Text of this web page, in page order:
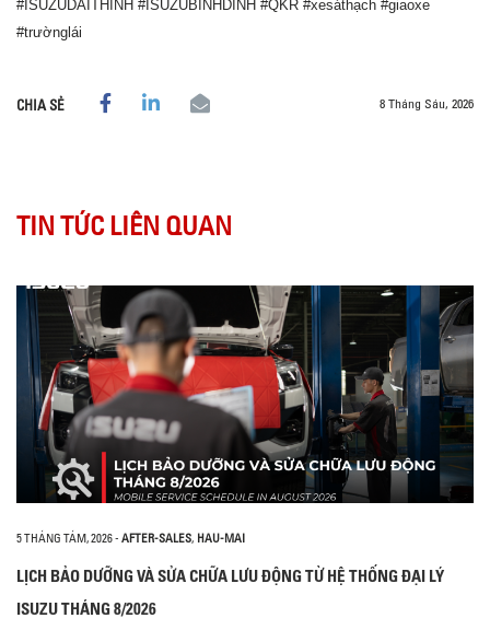
#ISUZUDAITHINH #ISUZUBINHDINH #QKR #xesáthạch #giaoxe
#trườnglái
CHIA SẺ 8 Tháng Sáu, 2026
TIN TỨC LIÊN QUAN
5 THÁNG TÁM, 2026- AFTER-SALES, HAU-MAI
LỊCH BẢO DƯỠNG VÀ SỬA CHỮA LƯU ĐỘNG TỪ HỆ THỐNG ĐẠI LÝ
ISUZU THÁNG 8/2026